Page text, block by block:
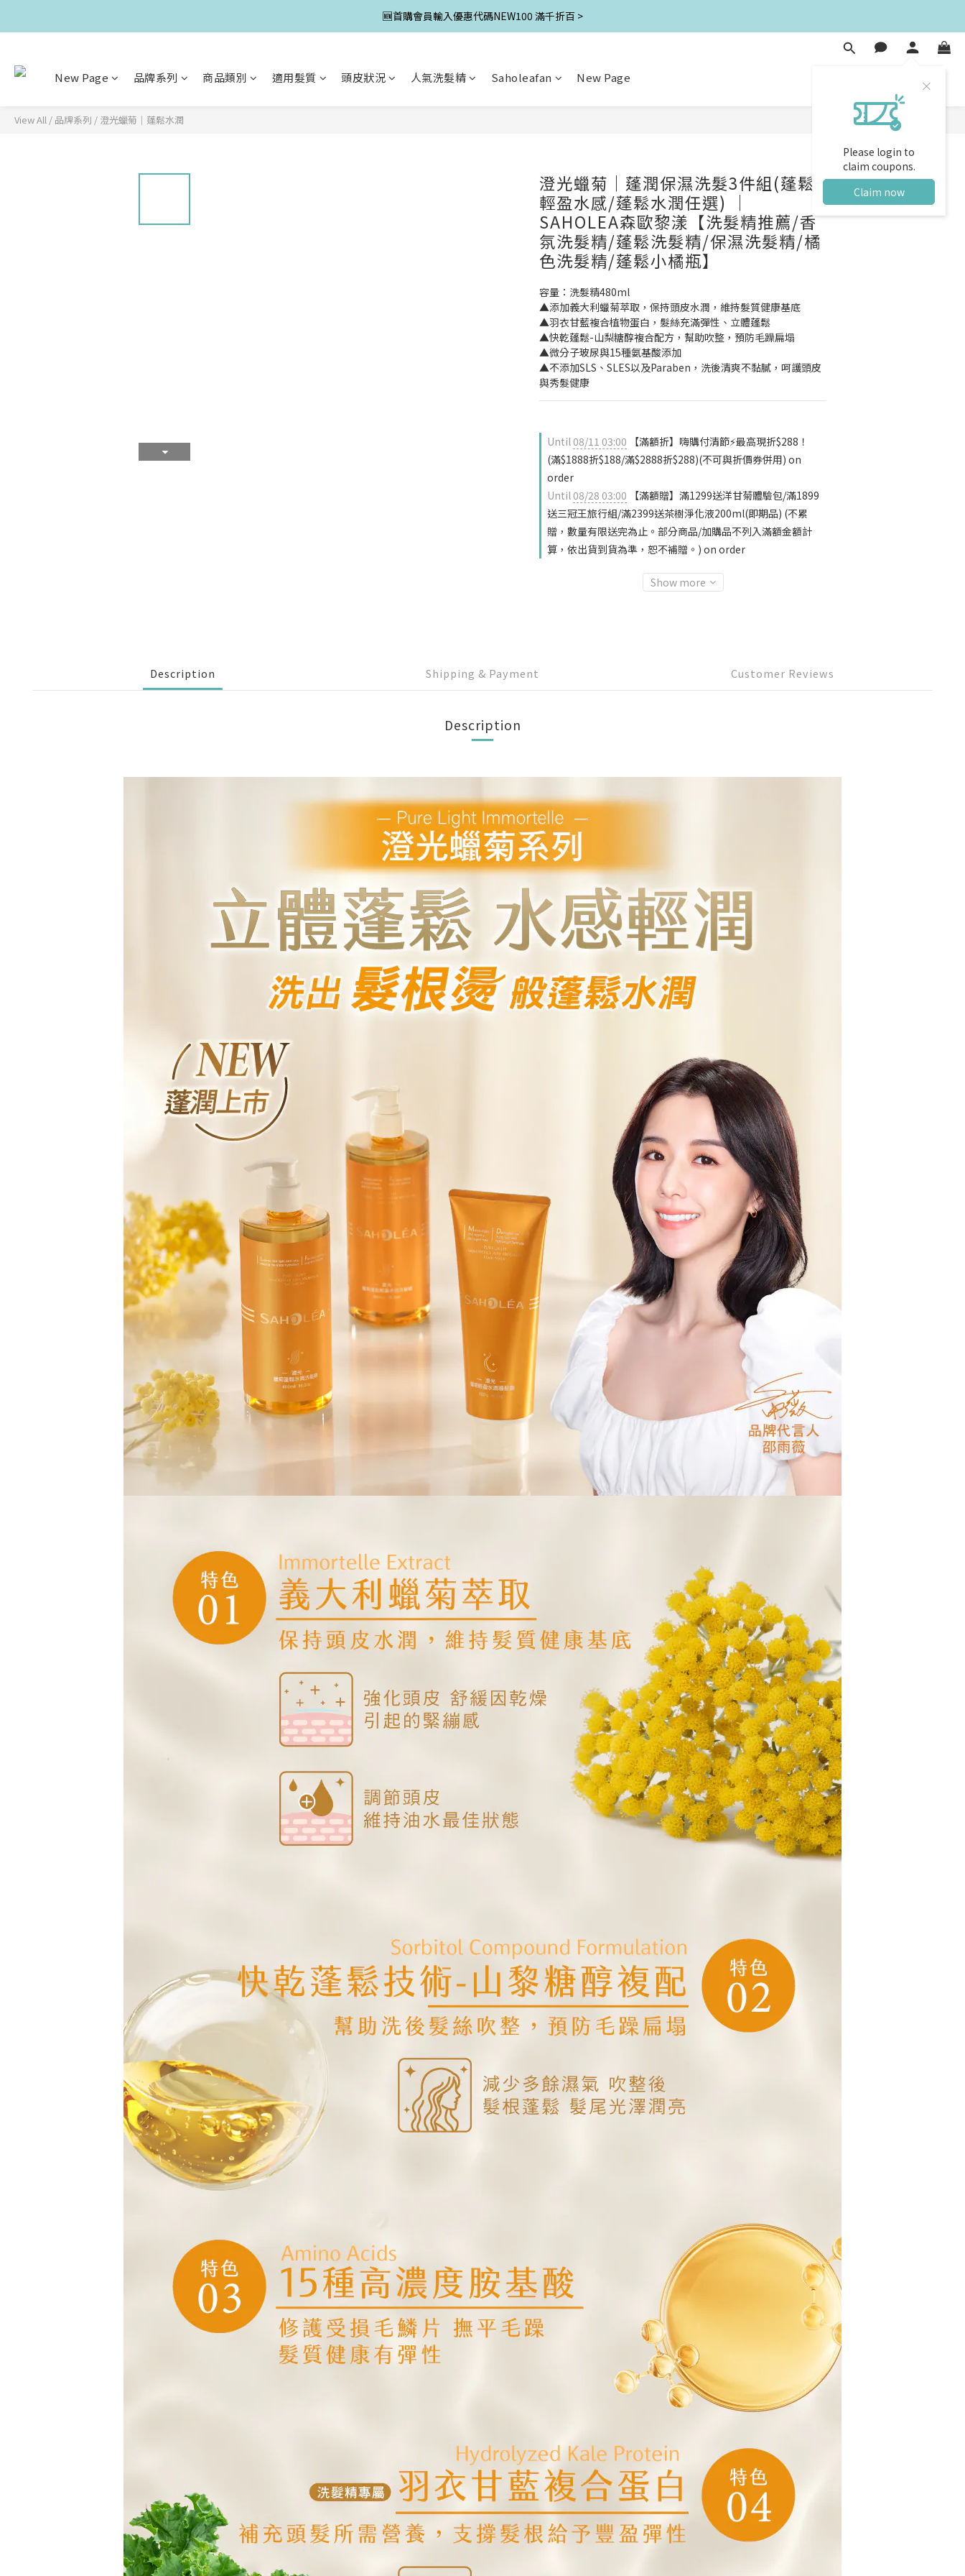
🆕首購會員輸入優惠代碼NEW100 滿千折百 >
Please login to
claim coupons.
Claim now
New Page 品牌系列 商品類別 適用髮質 頭皮狀況 人氣洗髮精 Saholeafan New Page
View All / 品牌系列 / 澄光蠟菊｜蓬鬆水潤
澄光蠟菊｜蓬潤保濕洗髮3件組(蓬鬆
輕盈水感/蓬鬆水潤任選) ｜
SAHOLEA森歐黎漾【洗髮精推薦/香
氛洗髮精/蓬鬆洗髮精/保濕洗髮精/橘
色洗髮精/蓬鬆小橘瓶】
容量：洗髮精480ml
▲添加義大利蠟菊萃取，保持頭皮水潤，維持髮質健康基底
▲羽衣甘藍複合植物蛋白，髮絲充滿彈性、立體蓬鬆
▲快乾蓬鬆-山梨糖醇複合配方，幫助吹整，預防毛躁扁塌
▲微分子玻尿與15種氨基酸添加
▲不添加SLS、SLES以及Paraben，洗後清爽不黏膩，呵護頭皮
與秀髮健康
Until08/11 03:00 【滿額折】嗨購付清節⚡最高現折$288！
(滿$1888折$188/滿$2888折$288)(不可與折價券併用) on
order
Until08/28 03:00 【滿額贈】滿1299送洋甘菊體驗包/滿1899
送三冠王旅行組/滿2399送茶樹淨化液200ml(即期品) (不累
贈，數量有限送完為止。部分商品/加購品不列入滿額金額計
算，依出貨到貨為準，恕不補贈。) on order
Show more
Description Shipping & Payment Customer Reviews
Description